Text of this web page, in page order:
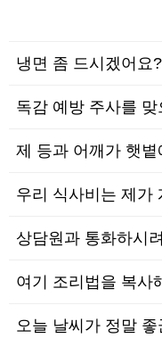
냉면 좀 드시겠어요?
독감 예방 주사를 맞으
제 등과 어깨가 햇볕에 탔어
우리 식사비는 제가 계
상담원과 통화하시려면, 0번을
여기 조리법을 복사해둔 것
오늘 날씨가 정말 좋군요!